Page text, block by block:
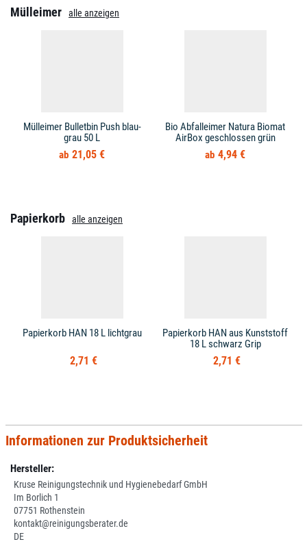
Mülleimer alle anzeigen
Mülleimer Bulletbin Push blau-
grau 50 L
21,05 €
Bio Abfalleimer Natura Biomat
AirBox geschlossen grün
4,94 €
Papierkorb alle anzeigen
Papierkorb HAN 18 L lichtgrau
2,71 €
Papierkorb HAN aus Kunststoff
18 L schwarz Grip
2,71 €
Informationen zur Produktsicherheit
Hersteller:
Kruse Reinigungstechnik und Hygienebedarf GmbH
Im Borlich 1
07751 Rothenstein
kontakt@reinigungsberater.de
DE